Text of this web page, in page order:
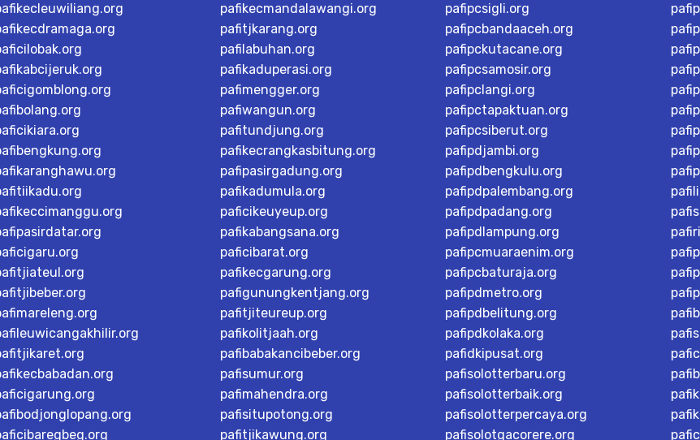
pafikecmandalawangi.org
pafitjkarang.org
pafilabuhan.org
pafikaduperasi.org
pafimengger.org
pafiwangun.org
pafitundjung.org
pafikecrangkasbitung.org
pafipasirgadung.org
pafikadumula.org
paficikeuyeup.org
pafikabangsana.org
paficibarat.org
pafikecgarung.org
pafigunungkentjang.org
pafitjiteureup.org
pafikolitjaah.org
pafibabakancibeber.org
pafisumur.org
pafimahendra.org
pafisitupotong.org
pafitjikawung.org
pafipcsigli.org
pafipcbandaaceh.org
pafipckutacane.org
pafipcsamosir.org
pafipclangi.org
pafipctapaktuan.org
pafipcsiberut.org
pafipdjambi.org
pafipdbengkulu.org
pafipdpalembang.org
pafipdpadang.org
pafipdlampung.org
pafipcmuaraenim.org
pafipcbaturaja.org
pafipdmetro.org
pafipdbelitung.org
pafipdkolaka.org
pafidkipusat.org
pafisolotterbaru.org
pafisolotterbaik.org
pafisolotterpercaya.org
pafisolotgacorere.org